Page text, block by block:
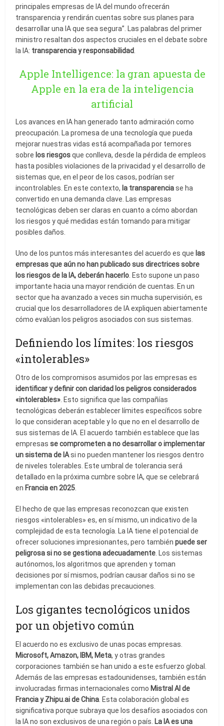
principales empresas de IA del mundo ofrecerán
transparencia y rendirán cuentas sobre sus planes para
desarrollar una IA que sea segura”. Las palabras del primer
ministro resaltan dos aspectos cruciales en el debate sobre
la IA: transparencia y responsabilidad
Apple Intelligence: la gran apuesta de
Apple en la era de la inteligencia
artificial
Los avances en IA han generado tanto admiración como
preocupación. La promesa de una tecnología que pueda
mejorar nuestras vidas está acompañada por temores
sobre los riesgosque conlleva, desde la pérdida de empleos
hasta posibles violaciones de la privacidad y el desarrollo de
sistemas que, en el peor de los casos, podrían ser
incontrolables. En este contexto, la transparenciase ha
convertido en una demanda clave. Las empresas
tecnológicas deben ser claras en cuanto a cómo abordan
los riesgos y qué medidas están tomando para mitigar
posibles daños.
Uno de los puntos más interesantes del acuerdo es que las
empresas que aún no han publicado sus directrices sobre
los riesgos de la IA, deberán hacerlo . Esto supone un paso
importante hacia una mayor rendición de cuentas. En un
sector que ha avanzado a veces sin mucha supervisión, es
crucial que los desarrolladores de IA expliquen abiertamente
cómo evalúan los peligros asociados con sus sistemas.
Definiendo los límites: los riesgos
«intolerables»
Otro de los compromisos asumidos por las empresas es
identificar y definir con claridad los peligros considerados
«intolerables» . Esto significa que las compañías
tecnológicas deberán establecer límites específicos sobre
lo que consideran aceptable y lo que no en el desarrollo de
sus sistemas de IA. El acuerdo también establece que las
empresasse comprometen a no desarrollar o implementar
un sistema de IAsi no pueden mantener los riesgos dentro
de niveles tolerables. Este umbral de tolerancia será
detallado en la próxima cumbre sobre IA, que se celebrará
en Francia en 2025
El hecho de que las empresas reconozcan que existen
riesgos «intolerables» es, en sí mismo, un indicativo de la
complejidad de esta tecnología. La IA tiene el potencial de
ofrecer soluciones impresionantes, pero tambiénpuede ser
peligrosa si no se gestiona adecuadamente . Los sistemas
autónomos, los algoritmos que aprenden y toman
decisiones por sí mismos, podrían causar daños si no se
implementan con las debidas precauciones.
Los gigantes tecnológicos unidos
por un objetivo común
El acuerdo no es exclusivo de unas pocas empresas.
Microsoft, Amazon, IBM, Meta, y otras grandes
corporaciones también se han unido a este esfuerzo global.
Además de las empresas estadounidenses, también están
involucradas firmas internacionales como Mistral AI de
Francia y Zhipu.ai de China . Esta colaboración global es
significativa porque subraya que los desafíos asociados con
la IA no son exclusivos de una región o país. La IA es una